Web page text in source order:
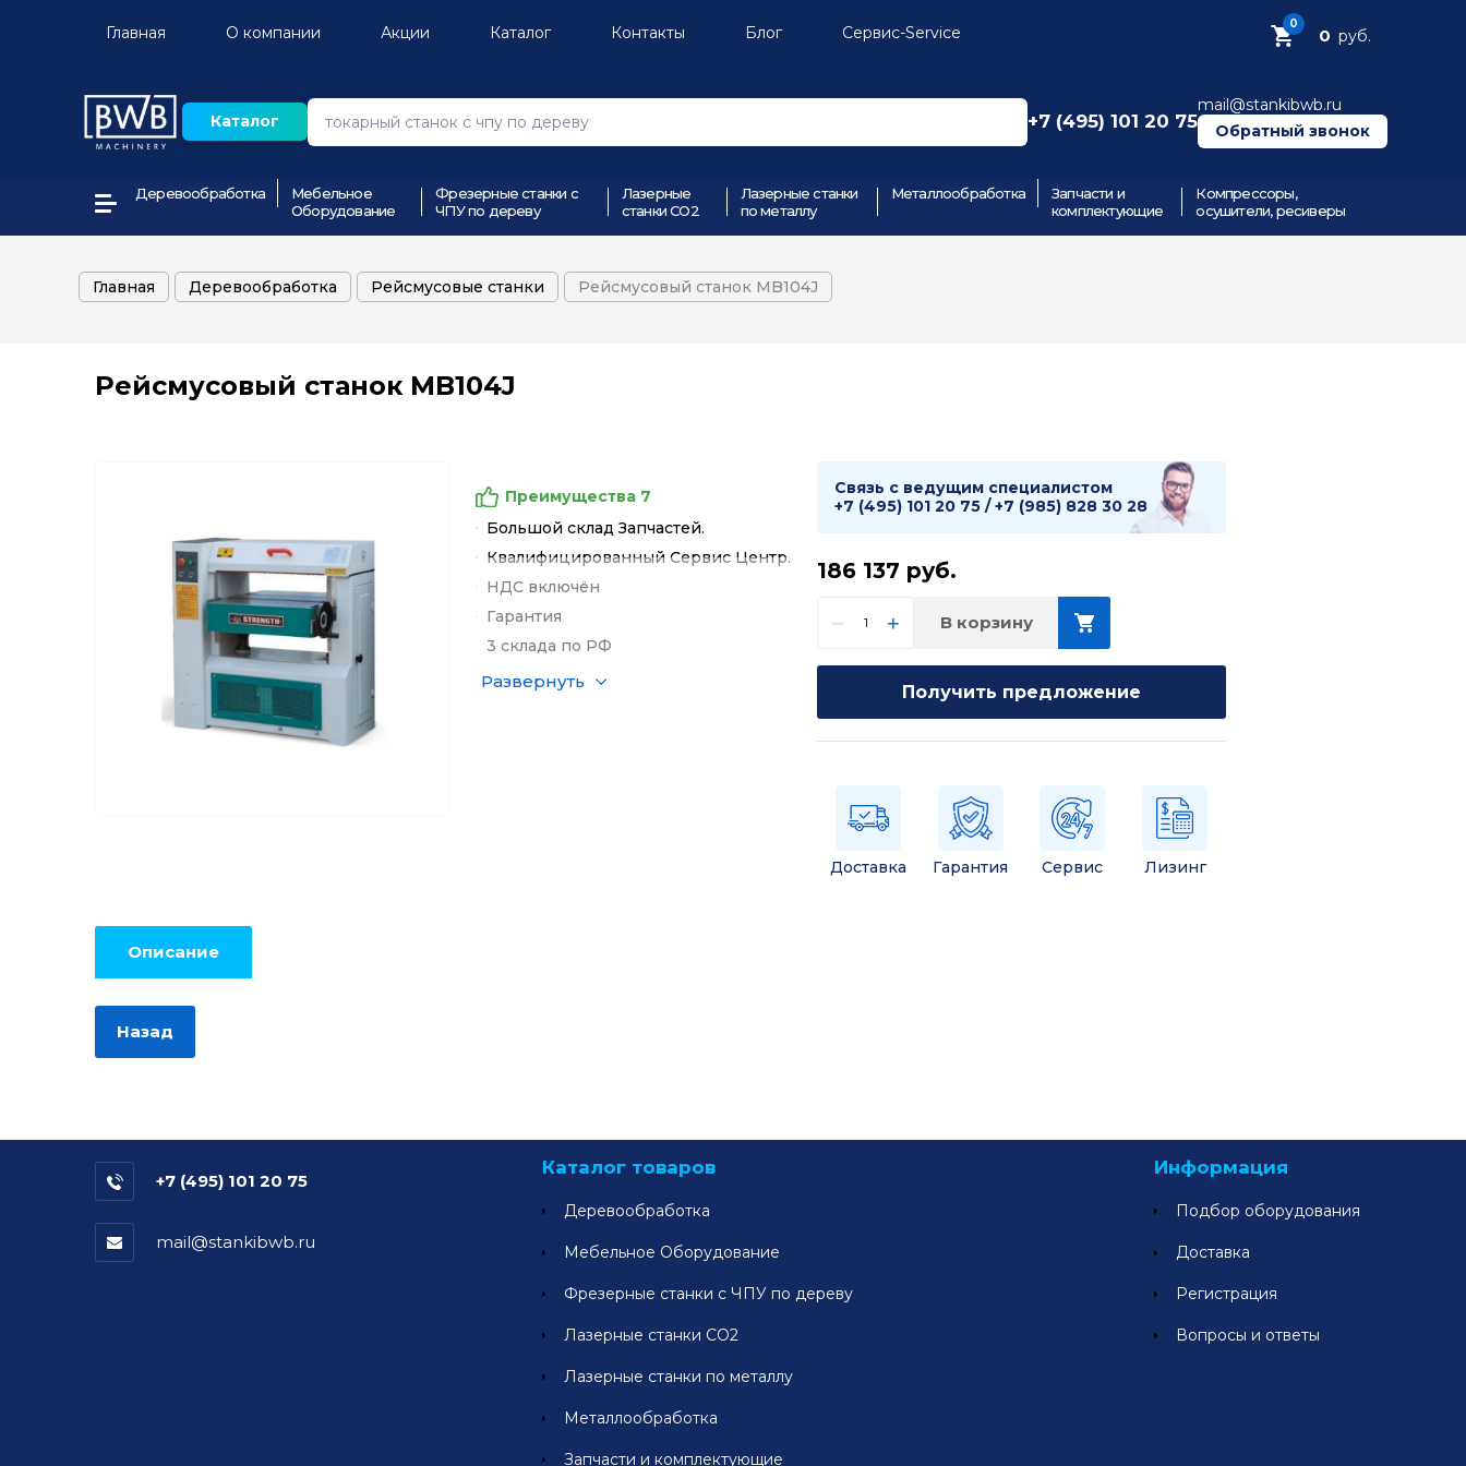
Главная О компании Акции Каталог Контакты Блог Сервис-Service 0
0 руб.
Каталог +7 (495) 101 20 75
mail@stankibwb.ru
Обратный звонок
Деревообработка
Мебельное
Оборудование
Фрезерные станки с
ЧПУ по дереву
Лазерные
станки СО2
Лазерные станки
по металлу
Металлообработка
Запчасти и
комплектующие
Компрессоры,
осушители, ресиверы
Главная Деревообработка Рейсмусовые станки Рейсмусовый станок MB104J
Рейсмусовый станок MB104J
Преимущества 7
Большой склад Запчастей.
Квалифицированный Сервис Центр.
НДС включён
Гарантия
3 склада по РФ
Развернуть
Связь с ведущим специалистом
+7 (495) 101 20 75 /+7 (985) 828 30 28
186 137 руб.
− + В корзину
Получить предложение
Доставка Гарантия Сервис Лизинг
Описание
Назад
+7 (495) 101 20 75
mail@stankibwb.ru
Каталог товаров
Деревообработка
Мебельное Оборудование
Фрезерные станки с ЧПУ по дереву
Лазерные станки СО2
Лазерные станки по металлу
Металлообработка
Запчасти и комплектующие
Информация
Подбор оборудования
Доставка
Регистрация
Вопросы и ответы